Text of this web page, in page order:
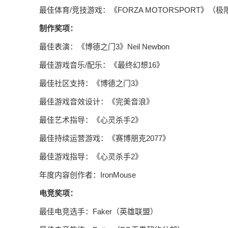
最佳体育/竞技游戏：《FORZA MOTORSPORT》（极
制作奖项：
最佳表演：《博德之门3》Neil Newbon
最佳游戏音乐/配乐：《最终幻想16》
最佳社区支持：《博德之门3》
最佳游戏音效设计：《完美音浪》
最佳艺术指导：《心灵杀手2》
最佳持续运营游戏：《赛博朋克2077》
最佳游戏指导：《心灵杀手2》
年度内容创作者：IronMouse
电竞奖项：
最佳电竞选手：Faker（英雄联盟）